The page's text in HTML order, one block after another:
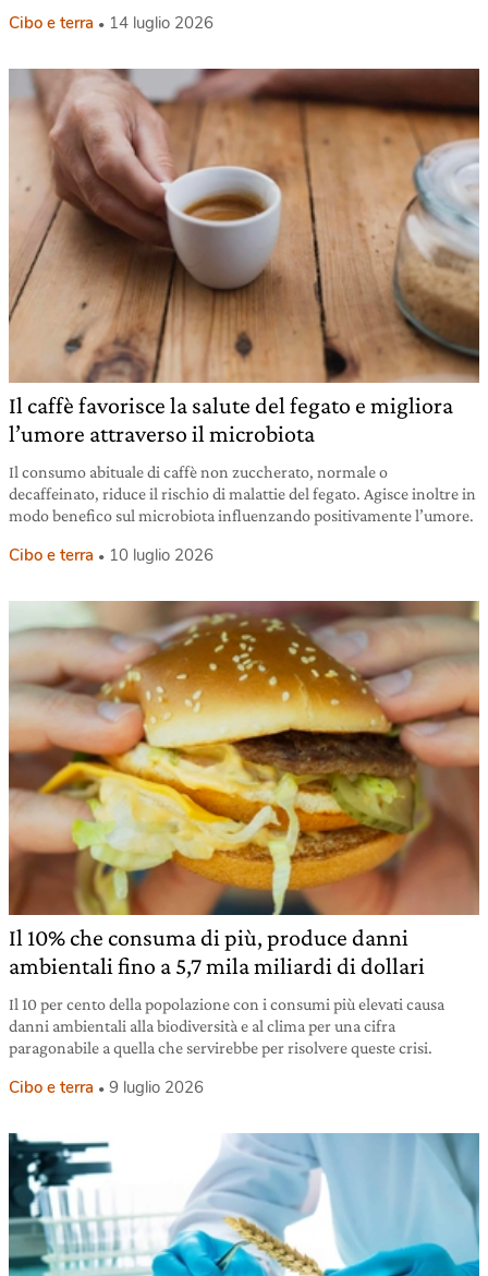
Cibo e terra 14 luglio 2026
Il caffè favorisce la salute del fegato e migliora
l’umore attraverso il microbiota
Il consumo abituale di caffè non zuccherato, normale o
decaffeinato, riduce il rischio di malattie del fegato. Agisce inoltre in
modo benefico sul microbiota influenzando positivamente l’umore.
Cibo e terra 10 luglio 2026
Il 10% che consuma di più, produce danni
ambientali fino a 5,7 mila miliardi di dollari
Il 10 per cento della popolazione con i consumi più elevati causa
danni ambientali alla biodiversità e al clima per una cifra
paragonabile a quella che servirebbe per risolvere queste crisi.
Cibo e terra 9 luglio 2026